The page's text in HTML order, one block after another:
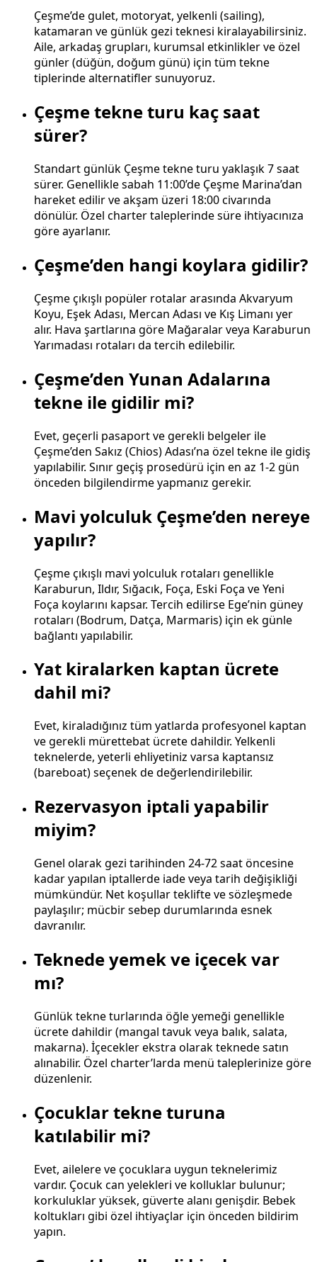
Çeşme’de gulet, motoryat, yelkenli (sailing),
katamaran ve günlük gezi teknesi kiralayabilirsiniz.
Aile, arkadaş grupları, kurumsal etkinlikler ve özel
günler (düğün, doğum günü) için tüm tekne
tiplerinde alternatifler sunuyoruz.
Çeşme tekne turu kaç saat
sürer?
Standart günlük Çeşme tekne turu yaklaşık 7 saat
sürer. Genellikle sabah 11:00’de Çeşme Marina’dan
hareket edilir ve akşam üzeri 18:00 civarında
dönülür. Özel charter taleplerinde süre ihtiyacınıza
göre ayarlanır.
Çeşme’den hangi koylara gidilir?
Çeşme çıkışlı popüler rotalar arasında Akvaryum
Koyu, Eşek Adası, Mercan Adası ve Kış Limanı yer
alır. Hava şartlarına göre Mağaralar veya Karaburun
Yarımadası rotaları da tercih edilebilir.
Çeşme’den Yunan Adalarına
tekne ile gidilir mi?
Evet, geçerli pasaport ve gerekli belgeler ile
Çeşme’den Sakız (Chios) Adası’na özel tekne ile gidiş
yapılabilir. Sınır geçiş prosedürü için en az 1-2 gün
önceden bilgilendirme yapmanız gerekir.
Mavi yolculuk Çeşme’den nereye
yapılır?
Çeşme çıkışlı mavi yolculuk rotaları genellikle
Karaburun, Ildır, Sığacık, Foça, Eski Foça ve Yeni
Foça koylarını kapsar. Tercih edilirse Ege’nin güney
rotaları (Bodrum, Datça, Marmaris) için ek günle
bağlantı yapılabilir.
Yat kiralarken kaptan ücrete
dahil mi?
Evet, kiraladığınız tüm yatlarda profesyonel kaptan
ve gerekli mürettebat ücrete dahildir. Yelkenli
teknelerde, yeterli ehliyetiniz varsa kaptansız
(bareboat) seçenek de değerlendirilebilir.
Rezervasyon iptali yapabilir
miyim?
Genel olarak gezi tarihinden 24-72 saat öncesine
kadar yapılan iptallerde iade veya tarih değişikliği
mümkündür. Net koşullar teklifte ve sözleşmede
paylaşılır; mücbir sebep durumlarında esnek
davranılır.
Teknede yemek ve içecek var
mı?
Günlük tekne turlarında öğle yemeği genellikle
ücrete dahildir (mangal tavuk veya balık, salata,
makarna). İçecekler ekstra olarak teknede satın
alınabilir. Özel charter’larda menü taleplerinize göre
düzenlenir.
Çocuklar tekne turuna
katılabilir mi?
Evet, ailelere ve çocuklara uygun teknelerimiz
vardır. Çocuk can yelekleri ve kolluklar bulunur;
korkuluklar yüksek, güverte alanı genişdir. Bebek
koltukları gibi özel ihtiyaçlar için önceden bildirim
yapın.